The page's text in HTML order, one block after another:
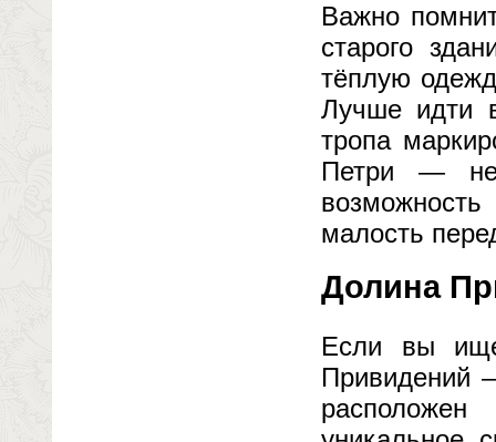
Важно
старого
тёплую
Лучше идти
тропа
Петри — не
малость
Долина
Если вы
Привидений